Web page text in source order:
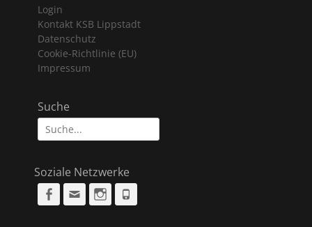
Login
Kontakt KSB Lippstadt
Datenschutz
Cookie-Richtlinie (EU)
Impressum
Suche
Suche
nach:
Soziale Netzwerke
Facebook
Email Instagram